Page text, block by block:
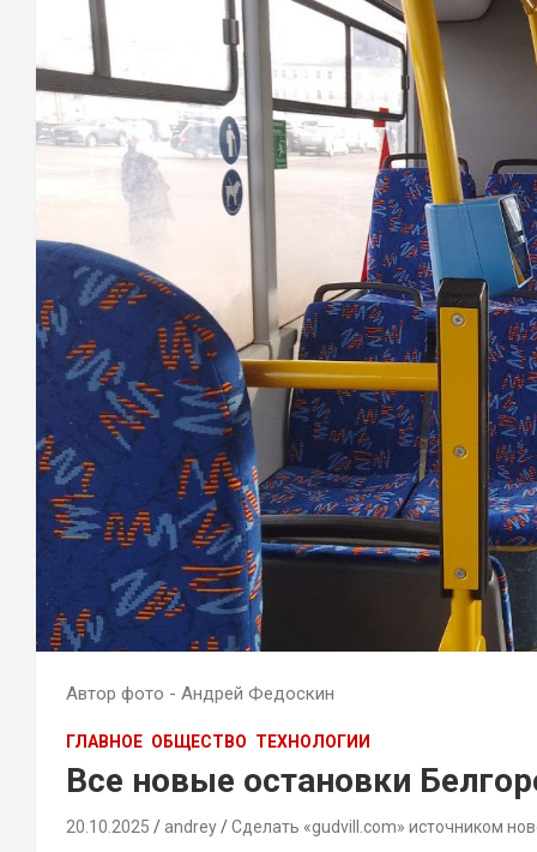
Автор фото - Андрей Федоскин
ГЛАВНОЕ ОБЩЕСТВО ТЕХНОЛОГИИ
Все новые остановки
20.10.2025 andrey Сделать «gudvill.com» источником